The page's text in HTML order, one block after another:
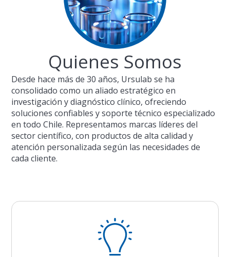
Quienes Somos
Desde hace más de 30 años, Ursulab se ha
consolidado como un aliado estratégico en
investigación y diagnóstico clínico, ofreciendo
soluciones confiables y soporte técnico especializado
en todo Chile. Representamos marcas líderes del
sector científico, con productos de alta calidad y
atención personalizada según las necesidades de
cada cliente.